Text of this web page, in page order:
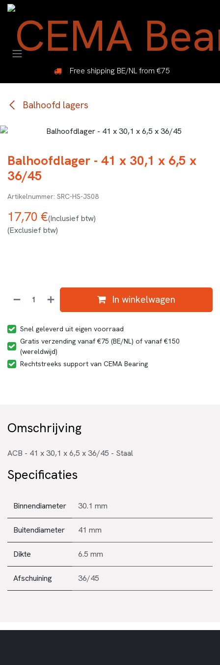
Overslaan naar inhoud
Free shipping BE/NL from €75
Balhoofd lagers
Balhoofdlager - 41 x 30,1 x 6,5 x
36/45
SRC-HS-JS08
17,70 €(Inclusief btw)
(Exclusief btw)
In winkelwagen
Snel geleverd uit eigen voorraad
Gratis verzending vanaf €75 (BE/NL) of vanaf €150
(wereldwijd)
Rechtstreeks support van CEMA Bearing
Omschrijving
ACB - 41 x 30,1 x 6,5 x 36/45 - Staal
Specificaties
Binnendiameter 30.1 mm
Buitendiameter 41 mm
Dikte 6.5 mm
Afschuining 36/45